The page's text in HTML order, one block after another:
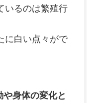
いるのは繁殖行
に白い点々がで
身体の変化と